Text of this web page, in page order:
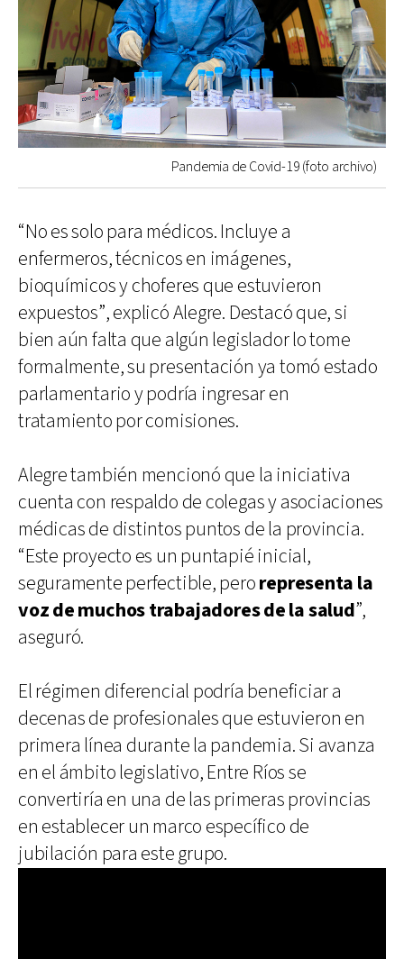
Pandemia de Covid-19 (foto archivo)
“No es solo para médicos. Incluye a
enfermeros, técnicos en imágenes,
bioquímicos y choferes que estuvieron
expuestos”, explicó Alegre. Destacó que, si
bien aún falta que algún legislador lo tome
formalmente, su presentación ya tomó estado
parlamentario y podría ingresar en
tratamiento por comisiones.
Alegre también mencionó que la iniciativa
cuenta con respaldo de colegas y asociaciones
médicas de distintos puntos de la provincia.
“Este proyecto es un puntapié inicial,
seguramente perfectible, perorepresenta la
voz de muchos trabajadores de la salud”,
aseguró.
El régimen diferencial podría beneficiar a
decenas de profesionales que estuvieron en
primera línea durante la pandemia. Si avanza
en el ámbito legislativo, Entre Ríos se
convertiría en una de las primeras provincias
en establecer un marco específico de
jubilación para este grupo.